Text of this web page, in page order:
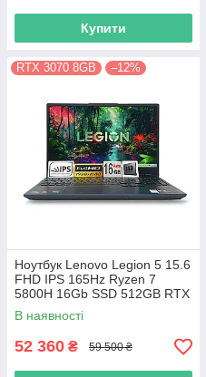
Купити
RTX 3070 8GB –12%
Ноутбук Lenovo Legion 5 15.6
FHD IPS 165Hz Ryzen 7
5800H 16Gb SSD 512GB RTX
3070 8GB
В наявності
52 360 ₴ 59 500 ₴